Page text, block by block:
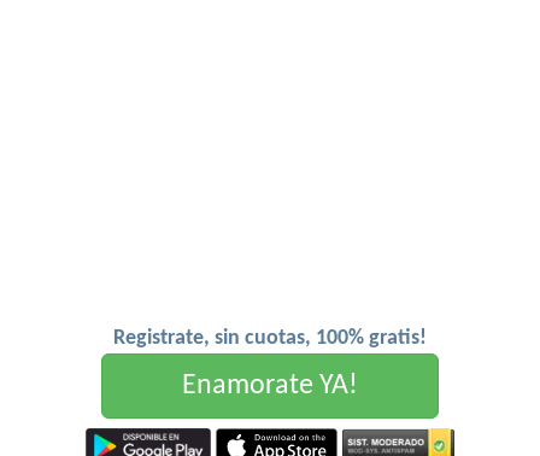
Registrate, sin cuotas, 100% gratis!
Enamorate YA!